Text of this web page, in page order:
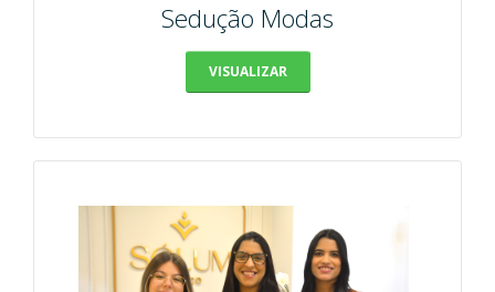
Sedução Modas
VISUALIZAR